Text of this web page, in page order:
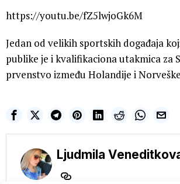
https://youtu.be/fZ5lwjoGk6M
Jedan od velikih sportskih događaja
publike je i kvalifikaciona utakmica za
prvenstvo između Holandije i
Ljudmila